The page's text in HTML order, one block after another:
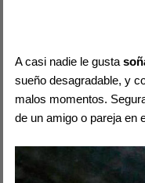
A casi nadie le gusta
sueño desagradable, y
malos momentos.
de un amigo o pareja en